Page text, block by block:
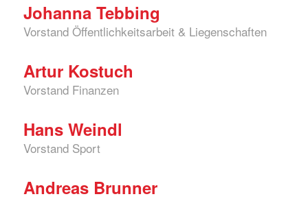
Johanna Tebbing
Vorstand Öffentlichkeitsarbeit & Liegenschaften
Artur Kostuch
Vorstand Finanzen
Hans Weindl
Vorstand Sport
Andreas Brunner